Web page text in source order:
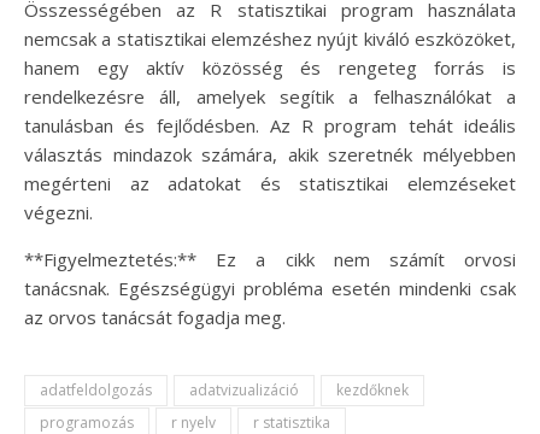
Összességében az R statisztikai program használata
nemcsak a statisztikai elemzéshez nyújt kiváló eszközöket,
hanem egy aktív közösség és rengeteg forrás is
rendelkezésre áll, amelyek segítik a felhasználókat a
tanulásban és fejlődésben. Az R program tehát ideális
választás mindazok számára, akik szeretnék mélyebben
megérteni az adatokat és statisztikai elemzéseket
végezni.
**Figyelmeztetés:** Ez a cikk nem számít orvosi
tanácsnak. Egészségügyi probléma esetén mindenki csak
az orvos tanácsát fogadja meg.
adatfeldolgozás adatvizualizáció
kezdőknek
programozás
r nyelv
r statisztika